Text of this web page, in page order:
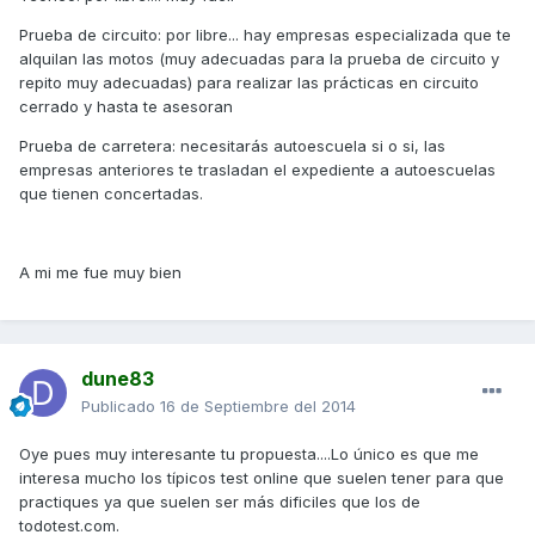
Prueba de circuito: por libre... hay empresas especializada que te
alquilan las motos (muy adecuadas para la prueba de circuito y
repito muy adecuadas) para realizar las prácticas en circuito
cerrado y hasta te asesoran
Prueba de carretera: necesitarás autoescuela si o si, las
empresas anteriores te trasladan el expediente a autoescuelas
que tienen concertadas.
A mi me fue muy bien
dune83
Publicado 16 de Septiembre del 2014
Oye pues muy interesante tu propuesta....Lo único es que me
interesa mucho los típicos test online que suelen tener para que
practiques ya que suelen ser más dificiles que los de
todotest.com.